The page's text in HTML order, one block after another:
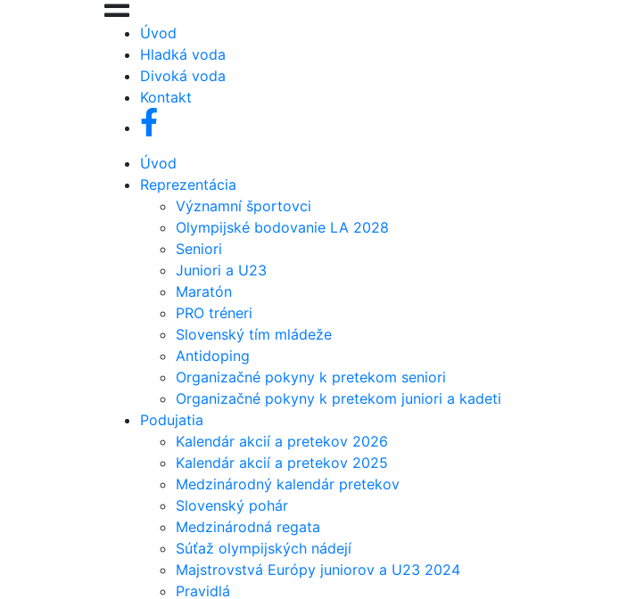
Úvod
Hladká voda
Divoká voda
Kontakt
Úvod
Reprezentácia
Významní športovci
Olympijské bodovanie LA 2028
Seniori
Juniori a U23
Maratón
PRO tréneri
Slovenský tím mládeže
Antidoping
Organizačné pokyny k pretekom seniori
Organizačné pokyny k pretekom juniori a kadeti
Podujatia
Kalendár akcií a pretekov 2026
Kalendár akcií a pretekov 2025
Medzinárodný kalendár pretekov
Slovenský pohár
Medzinárodná regata
Súťaž olympijských nádejí
Majstrovstvá Európy juniorov a U23 2024
Pravidlá